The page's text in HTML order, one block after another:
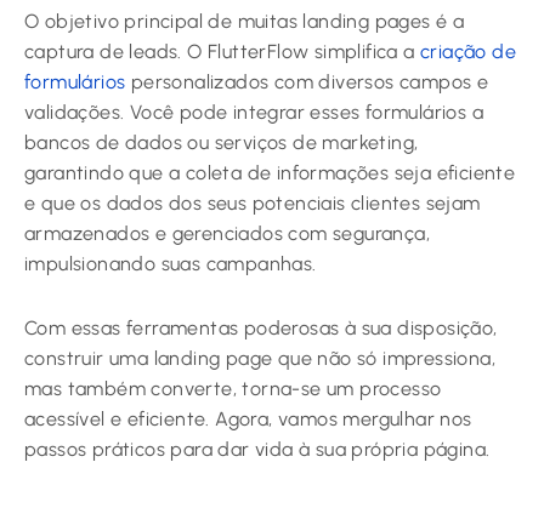
O objetivo principal de muitas landing pages é a
captura de leads. O FlutterFlow simplifica a criação de
formulários personalizados com diversos campos e
validações. Você pode integrar esses formulários a
bancos de dados ou serviços de marketing,
garantindo que a coleta de informações seja eficiente
e que os dados dos seus potenciais clientes sejam
armazenados e gerenciados com segurança,
impulsionando suas campanhas.
Com essas ferramentas poderosas à sua disposição,
construir uma landing page que não só impressiona,
mas também converte, torna-se um processo
acessível e eficiente. Agora, vamos mergulhar nos
passos práticos para dar vida à sua própria página.